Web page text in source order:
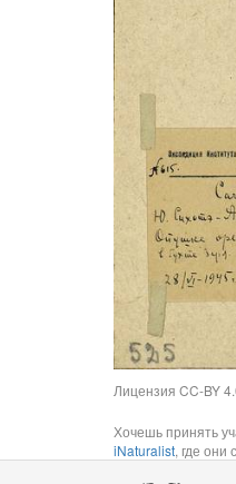
Лицензия CC-BY
Хочешь принять
iNaturalist, где они